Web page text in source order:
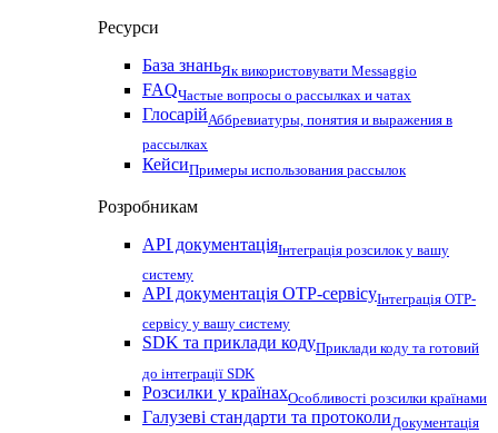
Ресурси
База знаньЯк використовувати Messaggio
FAQЧастые вопросы о рассылках и чатах
ГлосарійАббревиатуры, понятия и выражения в
рассылках
КейсиПримеры использования рассылок
Розробникам
API документаціяІнтеграція розсилок у вашу
систему
API документація OTP-сервісуІнтеграція OTP-
сервісу у вашу систему
SDK та приклади кодуПриклади коду та готовий
до інтеграції SDK
Розсилки у країнахОсобливості розсилки країнами
Галузеві стандарти та протоколиДокументація